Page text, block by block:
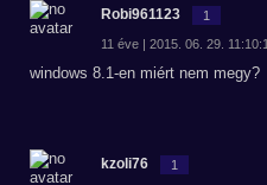
Robi961123 1
11 éve | 2015. 06. 29.
windows 8.1-en miért nem megy?
kzoli76 1